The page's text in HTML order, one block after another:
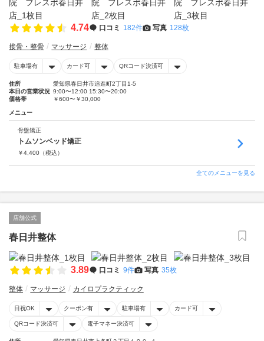
4.74 口コミ 182件 写真 128枚
接骨・整骨 マッサージ 整体
駐車場有 カード可 QRコード決済可
住所
愛知県春日井市追進町2丁目1-5
本日の営業状況 9:00〜12:00 15:30〜20:00
価格帯
￥600〜￥30,000
メニュー
骨盤矯正
トムソンベッド矯正
￥4,400 （税込）
全てのメニューを見る
店舗公式
春日井整体
3.89 口コミ 9件 写真 35枚
整体 マッサージ カイロプラクティック
日祝OK クーポン有 駐車場有 カード可
QRコード決済可 電子マネー決済可